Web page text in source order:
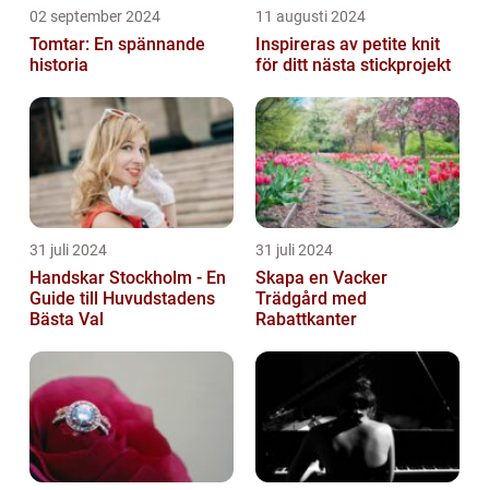
02 september 2024
Tomtar: En spännande
historia
11 augusti 2024
Inspireras av petite knit
för ditt nästa stickprojekt
31 juli 2024
Handskar Stockholm - En
Guide till Huvudstadens
Bästa Val
31 juli 2024
Skapa en Vacker
Trädgård med
Rabattkanter